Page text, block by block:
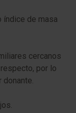
índice de masa
cercanos
por lo
donante.